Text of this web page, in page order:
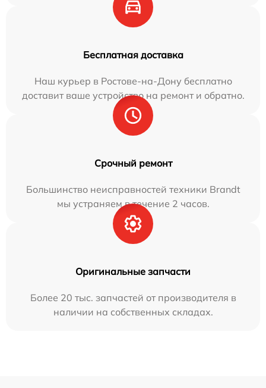
Бесплатная доставка
Наш курьер в Ростове-на-Дону бесплатно
доставит ваше устройство на ремонт и обратно.
Срочный ремонт
Большинство неисправностей техники Brandt
мы устраняем в течение 2 часов.
Оригинальные запчасти
Более 20 тыс. запчастей от производителя в
наличии на собственных складах.